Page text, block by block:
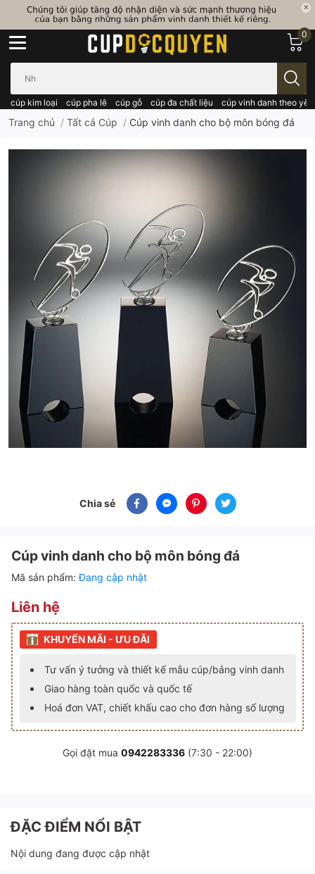
cúp kim loại cúp pha lê cúp gỗ cúp đa chất liệu cúp vinh danh theo
0
Trang chủ / Tất cả Cúp / Cúp vinh danh cho bộ môn bóng đá
Chia sẻ
Cúp vinh danh cho bộ môn bóng đá
Mã sản phẩm:Đang cập nhật
Liên hệ
KHUYẾN MÃI - ƯU ĐÃI
Tư vấn ý tưởng và thiết kế mẫu cúp/bảng vinh danh
Giao hàng toàn quốc và quốc tế
Hoá đơn VAT, chiết khấu cao cho đơn hàng số lượng
Gọi đặt mua 0942283336 (7:30 - 22:00)
ĐẶC ĐIỂM NỔI BẬT
Nội dung đang được cập nhật